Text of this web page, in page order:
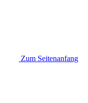
Zum Seitenanfang